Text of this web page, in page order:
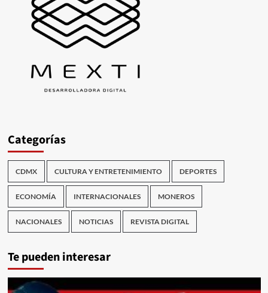
Categorías
CDMX CULTURA Y ENTRETENIMIENTO DEPORTES
ECONOMÍA INTERNACIONALES MONEROS
NACIONALES NOTICIAS REVISTA DIGITAL
Te pueden interesar